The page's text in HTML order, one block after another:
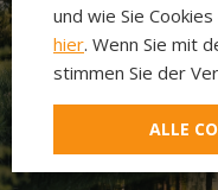
und wie Sie
hier. Wenn Sie mit
stimmen Sie der
ALLE